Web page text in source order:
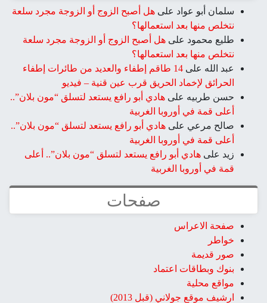
سلمان أبو عواد على هل أصبح الزوج أو الزوجة مجرد سلعة
نتخلص منها بعد استعمالها؟
طليع محمود على هل أصبح الزوج أو الزوجة مجرد سلعة
نتخلص منها بعد استعمالها؟
عبد الله على
14 طاقم إطفاء والعديد من طائرات إطفاء
الحرائق لإخماد الحريق قرب عين قنية – فيديو
حسن طربيه على هادي أبو رافع يستعد لتسلق “مون بلان”..
أعلى قمة في أوروبا الغربية
صالح مرعي على هادي أبو رافع يستعد لتسلق “مون بلان”..
أعلى قمة في أوروبا الغربية
زيد على هادي أبو رافع يستعد لتسلق “مون بلان”.. أعلى
قمة في أوروبا الغربية
صفحات
صفحة الاعراس
خواطر
صور قديمة
بنوك وبطاقات اعتماد
مواقع محلية
ارشيف موقع جولاني (قبل 2013)